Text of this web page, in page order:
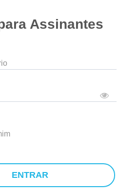
Assinantes
ENTRAR